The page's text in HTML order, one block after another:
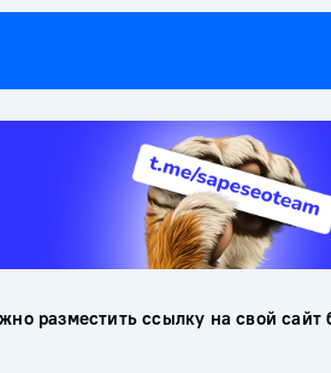
разместить ссылку на свой сайт